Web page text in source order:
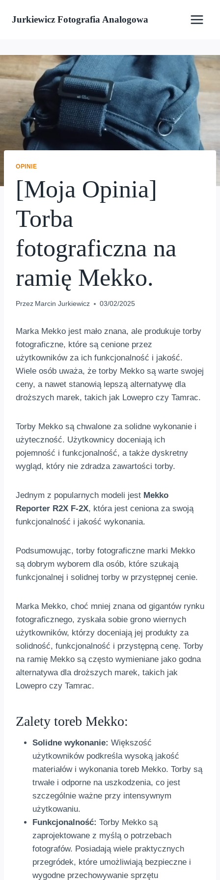
Jurkiewicz Fotografia Analogowa
OPINIE
[Moja Opinia]
Torba
fotograficzna na
ramię Mekko.
Przez Marcin Jurkiewicz 03/02/2025
Marka Mekko jest mało znana, ale produkuje torby
fotograficzne, które są cenione przez
użytkowników za ich funkcjonalność i jakość.
Wiele osób uważa, że torby Mekko są warte swojej
ceny, a nawet stanowią lepszą alternatywę dla
droższych marek, takich jak Lowepro czy Tamrac.
Torby Mekko są chwalone za solidne wykonanie i
użyteczność. Użytkownicy doceniają ich
pojemność i funkcjonalność, a także dyskretny
wygląd, który nie zdradza zawartości torby.
Jednym z popularnych modeli jest Mekko
Reporter R2X F-2X, która jest ceniona za swoją
funkcjonalność i jakość wykonania.
Podsumowując, torby fotograficzne marki Mekko
są dobrym wyborem dla osób, które szukają
funkcjonalnej i solidnej torby w przystępnej cenie.
Marka Mekko, choć mniej znana od gigantów rynku
fotograficznego, zyskała sobie grono wiernych
użytkowników, którzy doceniają jej produkty za
solidność, funkcjonalność i przystępną cenę. Torby
na ramię Mekko są często wymieniane jako godna
alternatywa dla droższych marek, takich jak
Lowepro czy Tamrac.
Zalety toreb Mekko:
Solidne wykonanie: Większość
użytkowników podkreśla wysoką jakość
materiałów i wykonania toreb Mekko. Torby są
trwałe i odporne na uszkodzenia, co jest
szczególnie ważne przy intensywnym
użytkowaniu.
Funkcjonalność: Torby Mekko są
zaprojektowane z myślą o potrzebach
fotografów. Posiadają wiele praktycznych
przegródek, które umożliwiają bezpieczne i
wygodne przechowywanie sprzętu